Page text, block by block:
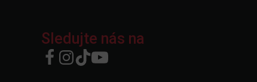
Sledujte nás na